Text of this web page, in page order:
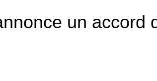
un accord